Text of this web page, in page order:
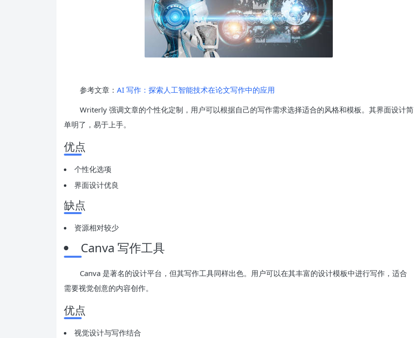
参考文章： AI 写作：探索人工智能技术在论文写作中的应用
Writerly 强调文章的个性化定制，用户可以根据自己的写作需求选择适合的风格和模板。其界面设计简
单明了，易于上手。
优点
个性化选项
界面设计优良
缺点
资源相对较少
Canva 写作工具
Canva 是著名的设计平台，但其写作工具同样出色。用户可以在其丰富的设计模板中进行写作，适合
需要视觉创意的内容创作。
优点
视觉设计与写作结合